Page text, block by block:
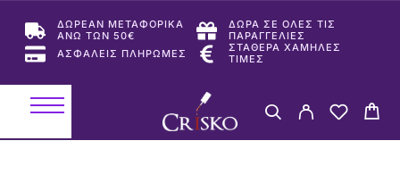
ΔΩΡΕΑΝ ΜΕΤΑΦΟΡΙΚΑ
ΑΝΩ ΤΩΝ 50€
ΔΩΡΑ ΣΕ ΟΛΕΣ ΤΙΣ
ΠΑΡΑΓΓΕΛΙΕΣ
ΑΣΦΑΛΕΙΣ ΠΛΗΡΩΜΕΣ
ΣΤΑΘΕΡΑ ΧΑΜΗΛΕΣ
ΤΙΜΕΣ